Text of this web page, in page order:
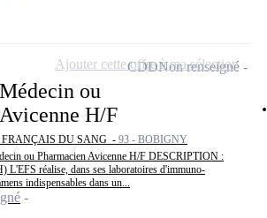
ou
H/F
FRANÇAIS DU SANG - 93 - BOBIGNY
ou Pharmacien Avicenne H/F DESCRIPTION :
L'EFS réalise, dans ses laboratoires d'immuno-
indispensables dans un...
CDDNon renseigné
Ajouter cette offre à ma sélection